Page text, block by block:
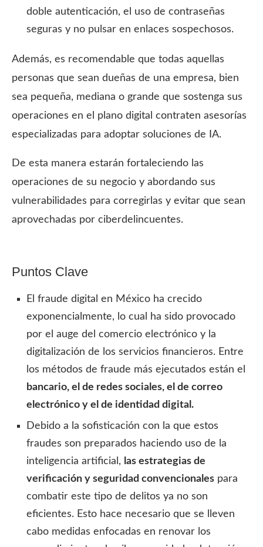
doble autenticación, el uso de contraseñas
seguras y no pulsar en enlaces sospechosos.
Además, es recomendable que todas aquellas
personas que sean dueñas de una empresa, bien
sea pequeña, mediana o grande que sostenga sus
operaciones en el plano digital contraten asesorías
especializadas para adoptar soluciones de IA.
De esta manera estarán fortaleciendo las
operaciones de su negocio y abordando sus
vulnerabilidades para corregirlas y evitar que sean
aprovechadas por ciberdelincuentes.
Puntos Clave
El fraude digital en México ha crecido
exponencialmente, lo cual ha sido provocado
por el auge del comercio electrónico y la
digitalización de los servicios financieros. Entre
los métodos de fraude más ejecutados están el
bancario, el de redes sociales, el de correo
electrónico y el de identidad digital.
Debido a la sofisticación con la que estos
fraudes son preparados haciendo uso de la
inteligencia artificial, las estrategias de
verificación y seguridad convencionales para
combatir este tipo de delitos ya no son
eficientes. Esto hace necesario que se lleven
cabo medidas enfocadas en renovar los